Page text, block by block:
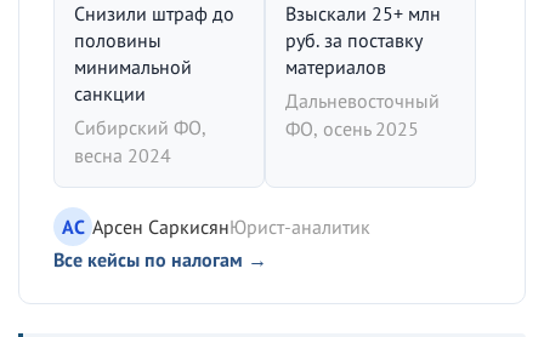
Снизили штраф до
половины
минимальной
санкции
Сибирский ФО,
весна 2024
Взыскали 25+ млн
руб. за поставку
материалов
Дальневосточный
ФО, осень 2025
АС Арсен СаркисянЮрист-аналитик
Все кейсы по налогам →